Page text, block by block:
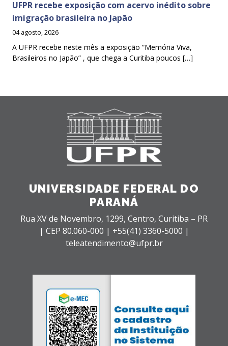
UFPR recebe exposição com acervo inédito sobre
imigração brasileira no Japão
04 agosto, 2026
A UFPR recebe neste mês a exposição “Memória Viva,
Brasileiros no Japão” , que chega a Curitiba poucos […]
UNIVERSIDADE FEDERAL DO
PARANÁ
Rua XV de Novembro, 1299, Centro, Curitiba – PR
| CEP 80.060-000 | +55(41) 3360-5000 |
teleatendimento@ufpr.br